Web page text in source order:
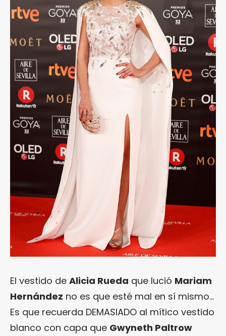
El vestido de Alicia Rueda que lució Mariam
Hernández no es que esté mal en sí mismo…
Es que recuerda DEMASIADO al mítico vestido
blanco con capa que Gwyneth Paltrow